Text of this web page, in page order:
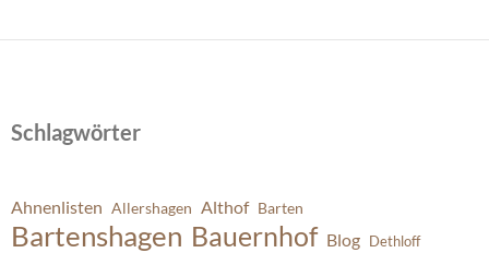
Schlagwörter
Ahnenlisten Allershagen Althof Barten
Bartenshagen Bauernhof Blog Dethloff